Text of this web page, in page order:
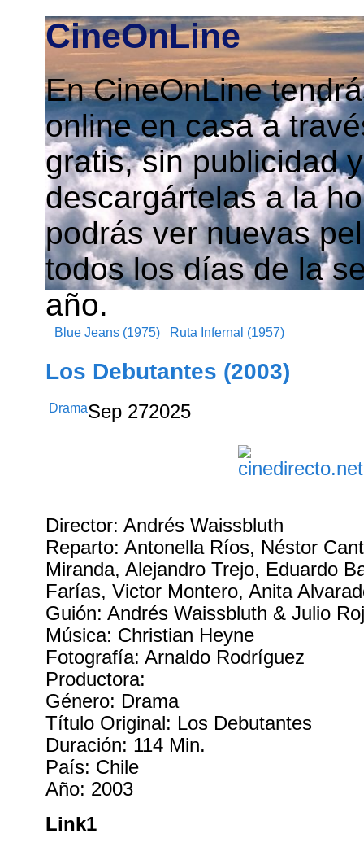
CineOnLine
En CineOnLine
online en casa a
gratis, sin publicidad
descargártelas a la
podrás ver nuevas
todos los días de la
año.
Blue Jeans (1975) Ruta Infernal (1957)
Los Debutantes (2003)
DramaSep 272025
Director: Andrés Waissbluth
Reparto: Antonella Ríos, Néstor
Miranda, Alejandro Trejo, Eduardo
Farías, Victor Montero, Anita
Guión: Andrés Waissbluth & Julio
Música: Christian Heyne
Fotografía: Arnaldo Rodríguez
Productora:
Género: Drama
Título Original: Los Debutantes
Duración: 114 Min.
País: Chile
Año: 2003
Link1